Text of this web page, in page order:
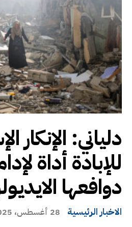
دلياني: الإنكار
للإبادة أداة
دوافعها
الاخبار الرئيسية 28 أغسطس، 2025